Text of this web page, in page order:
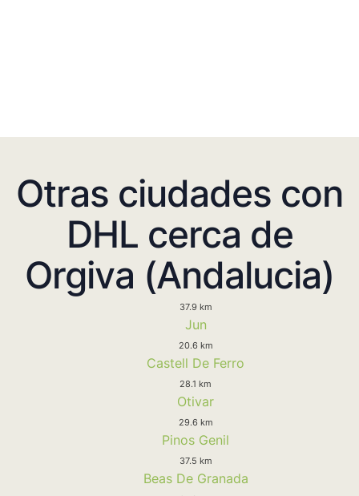
Otras ciudades con
DHL cerca de
Orgiva (Andalucia)
37.9 km
Jun
20.6 km
Castell De Ferro
28.1 km
Otivar
29.6 km
Pinos Genil
37.5 km
Beas De Granada